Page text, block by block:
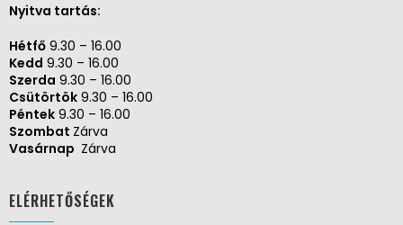
Nyitva tartás:
Hétfő 9.30 – 16.00
Kedd 9.30 – 16.00
Szerda 9.30 – 16.00
Csütörtök 9.30 – 16.00
Péntek 9.30 – 16.00
Szombat Zárva
Vasárnap Zárva
ELÉRHETŐSÉGEK